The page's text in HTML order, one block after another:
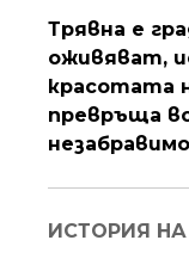
Трявна е
оживяват,
красотата
превръща
ИСТОРИЯ